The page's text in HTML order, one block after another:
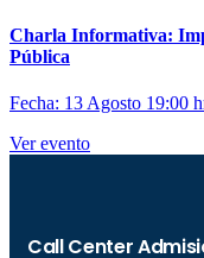
Charla Informativa:
Pública
Fecha: 13 Agosto 19:00
Ver evento